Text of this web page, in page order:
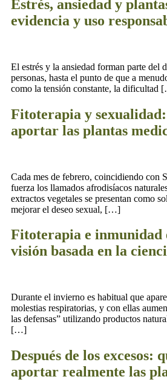
Estrés, ansiedad y
evidencia y uso
El estrés y la ansiedad forman parte del
personas, hasta el punto de que a
como la tensión constante, la dificultad
Fitoterapia y sexualidad:
aportar las plantas
Cada mes de febrero, coincidiendo con
fuerza los llamados afrodisíacos
extractos vegetales se presentan como
mejorar el deseo sexual, […]
Fitoterapia e inmunidad
visión basada en la
Durante el invierno es habitual que
molestias respiratorias, y con ellas
las defensas” utilizando productos
[…]
Después de los excesos:
aportar realmente las